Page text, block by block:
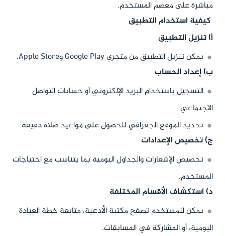
مباشرة على معصم المستخدم.
كيفية استخدام التطبيق
أ) تنزيل التطبيق
يمكن تنزيل التطبيق من متجري Google Play وApple Store.
ب) إعداد الحساب
التسجيل باستخدام البريد الإلكتروني أو حسابات التواصل
الاجتماعي.
تحديد الموقع الجغرافي للحصول على مواعيد صلاة دقيقة.
ج) تخصيص الإعدادات
تخصيص الإشعارات والجداول اليومية بما يتناسب مع احتياجات
المستخدم.
د) استكشاف الأقسام المختلفة
يمكن للمستخدم تصفح مكتبة الأدعية، متابعة خطة العبادة
اليومية، أو المشاركة في المسابقات.